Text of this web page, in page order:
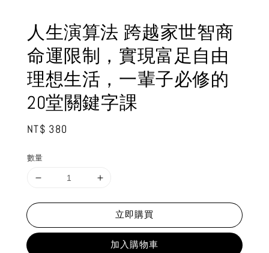
人生演算法 跨越家世智商
命運限制，實現富足自由
理想生活，一輩子必修的
20堂關鍵字課
Regular
NT$ 380
數量
立即購買
加入購物車